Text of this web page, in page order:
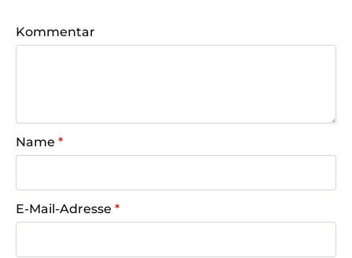
Kommentar
Name *
E-Mail-Adresse *